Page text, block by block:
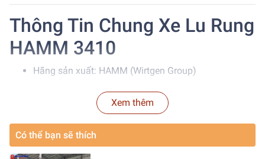
Thông Tin Chung Xe Lu Rung
HAMM 3410
Hãng sản xuất: HAMM (Wirtgen Group)
Model: 3410 (H179)
Loại thiết bị: Xe lu rung 1 trống + bánh lốp
Năm sản xuất: 2018
Xem thêm
Có thể bạn sẽ thích